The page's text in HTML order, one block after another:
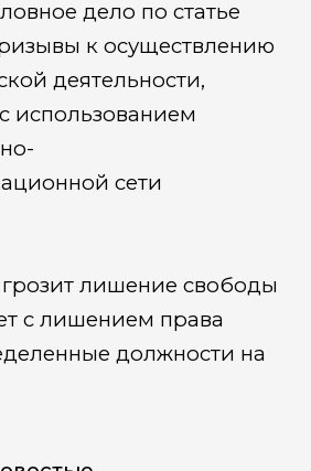
дело по статье
к осуществлению
деятельности,
использованием
сети
лишение свободы
с лишением права
должности на